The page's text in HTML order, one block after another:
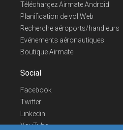
Téléchargez Airmate Android
Planification de vol Web
Recherche aéroports/handleurs
Evénements aéronautiques
Boutique Airmate
Social
Facebook
Twitter
Linkedin
YouTube